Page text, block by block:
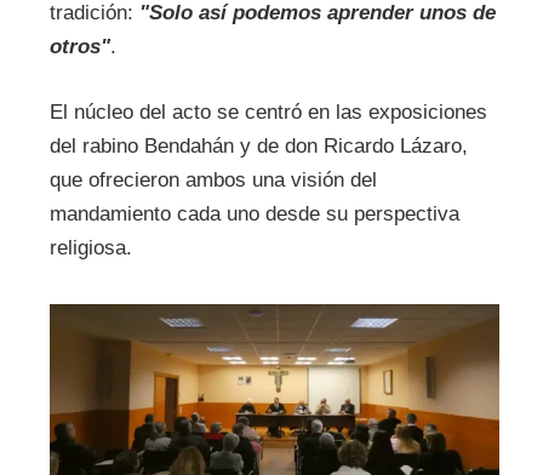
tradición: "Solo así podemos aprender unos de
otros".
El núcleo del acto se centró en las exposiciones
del rabino Bendahán y de don Ricardo Lázaro,
que ofrecieron ambos una visión del
mandamiento cada uno desde su perspectiva
religiosa.